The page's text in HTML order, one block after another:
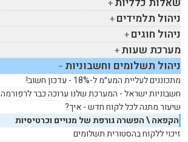
ניהול תלמידים
ניהול חוגים
מערכת שעות
ניהול תשלומים וחשבוניות
מתכוננים לעליית המע״מ ל-18% - עדכון חשוב!
חשבוניות ישראל - המערכת שלנו ערוכה כבר לרפורמה
שיעור מתנה לכל לקוח חדש - איך?
הקפאה \ הפשרה גורפת של מנויים וכרטיסיות
זיכוי ללקוח בהסטורית תשלומים